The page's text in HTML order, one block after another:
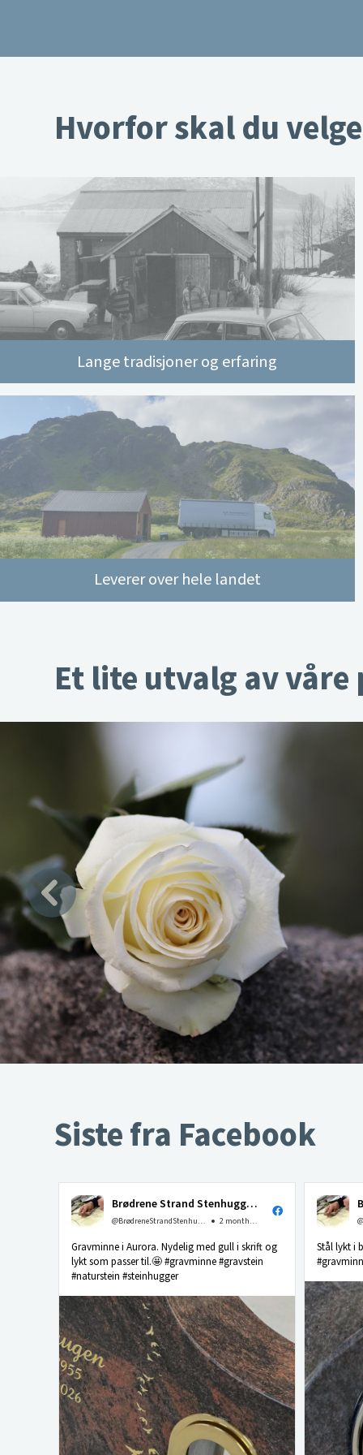
Hvorfor skal du
Lange tradisjoner og erfaring
Leverer over hele landet
Et lite utvalg av
Siste fra Facebook
Brødrene Strand Stenhuggeri as
@BrødreneStrandStenhuggerias 2 months ago
Gravminne i Aurora. Nydelig med gull i skrift og
lykt som passer til.🤩 #gravminne #gravstein
#naturstein #steinhugger
Stål lykt i